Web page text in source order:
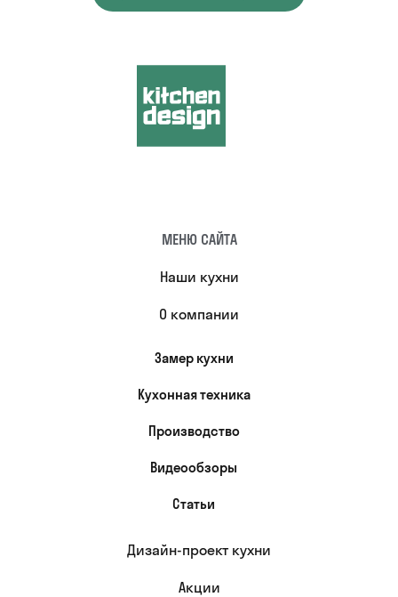
МЕНЮ САЙТА
Наши кухни
О компании
Замер кухни
Кухонная техника
Производство
Видеообзоры
Статьи
Дизайн-проект кухни
Акции